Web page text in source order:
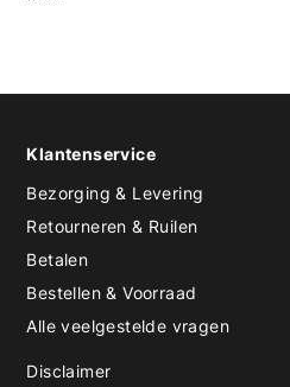
Klantenservice
Bezorging & Levering
Retourneren & Ruilen
Betalen
Bestellen & Voorraad
Alle veelgestelde vragen
Disclaimer